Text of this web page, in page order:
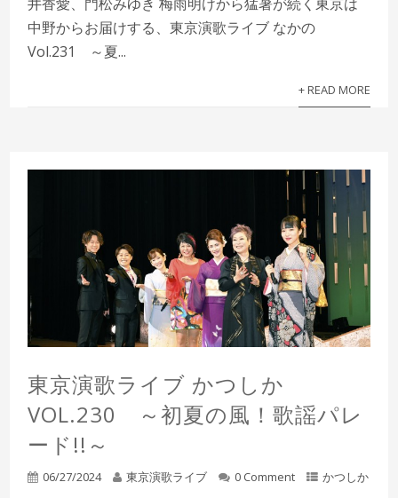
中野からお届けする、東京演歌ライブ なかの
Vol.231 ～夏...
+ READ MORE
東京演歌ライブ かつしか
VOL.230 ～初夏の風！歌謡パレ
ード!!～
06/27/2024 東京演歌ライブ 0 Comment かつしか